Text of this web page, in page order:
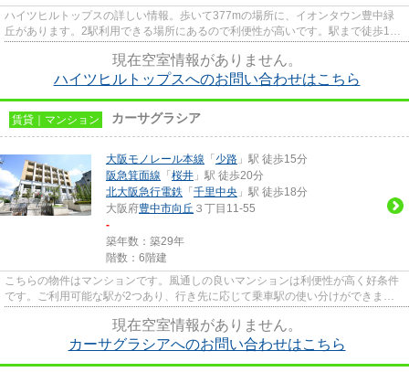
ハイツヒルトップスの詳しい情報。歩いて377mの場所に、イオンタウン豊中緑
丘があります。2駅利用できる場所にあるので利便性が高いです。駅まで徒歩12
現在空室情報がありません。
ハイツヒルトップスへのお問い合わせはこちら
賃貸｜マンション カーサグラシア
大阪モノレール本線 「 少路 」駅 徒歩15分
阪急箕面線 「 桜井 」駅 徒歩20分
北大阪急行電鉄 「 千里中央 」駅 徒歩18分
大阪府豊中市向丘 ３丁目11-55
-
築年数：築29年
階数：6階建
こちらの物件はマンションです。風通しの良いマンションは利便性が高く好条件
です。ご利用可能な駅が2つあり、行き先に応じて乗車駅の使い分けができま
現在空室情報がありません。
カーサグラシアへのお問い合わせはこちら